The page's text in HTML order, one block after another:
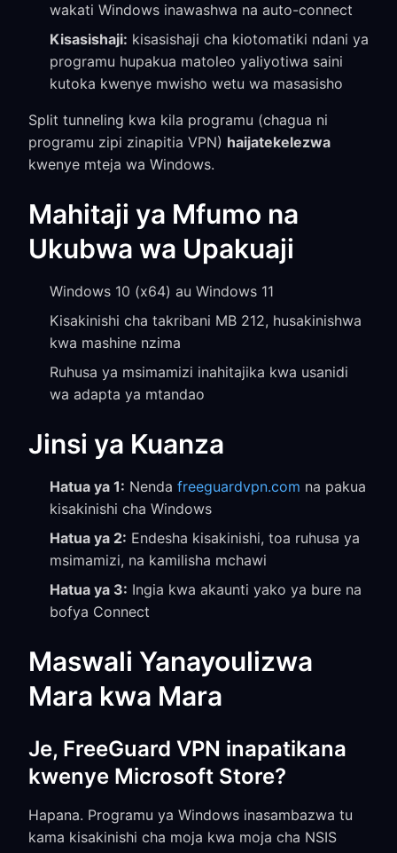
wakati Windows inawashwa na auto-connect
Kisasishaji: kisasishaji cha kiotomatiki ndani ya
programu hupakua matoleo yaliyotiwa saini
kutoka kwenye mwisho wetu wa masasisho
Split tunneling kwa kila programu (chagua ni
programu zipi zinapitia VPN) haijatekelezwa
kwenye mteja wa Windows.
Mahitaji ya Mfumo na
Ukubwa wa Upakuaji
Windows 10 (x64) au Windows 11
Kisakinishi cha takribani MB 212, husakinishwa
kwa mashine nzima
Ruhusa ya msimamizi inahitajika kwa usanidi
wa adapta ya mtandao
Jinsi ya Kuanza
Hatua ya 1: Nenda freeguardvpn.com na pakua
kisakinishi cha Windows
Hatua ya 2: Endesha kisakinishi, toa ruhusa ya
msimamizi, na kamilisha mchawi
Hatua ya 3: Ingia kwa akaunti yako ya bure na
bofya Connect
Maswali Yanayoulizwa
Mara kwa Mara
Je, FreeGuard VPN inapatikana
kwenye Microsoft Store?
Hapana. Programu ya Windows inasambazwa tu
kama kisakinishi cha moja kwa moja cha NSIS